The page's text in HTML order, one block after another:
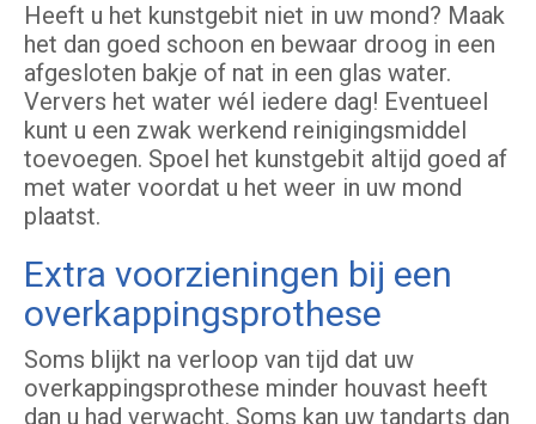
Heeft u het kunstgebit niet in uw mond? Maak
het dan goed schoon en bewaar droog in een
afgesloten bakje of nat in een glas water.
Ververs het water wél iedere dag! Eventueel
kunt u een zwak werkend reinigingsmiddel
toevoegen. Spoel het kunstgebit altijd goed af
met water voordat u het weer in uw mond
plaatst.
Extra voorzieningen bij een
overkappingsprothese
Soms blijkt na verloop van tijd dat uw
overkappingsprothese minder houvast heeft
dan u had verwacht. Soms kan uw tandarts dan